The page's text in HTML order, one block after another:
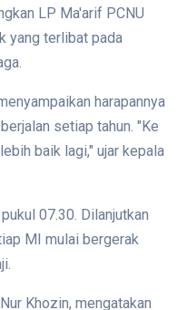
LP Ma'arif PCNU
yang terlibat pada
harapannya
setiap tahun. "Ke
baik lagi," ujar kepala
07.30. Dilanjutkan
MI mulai bergerak
Khozin, mengatakan